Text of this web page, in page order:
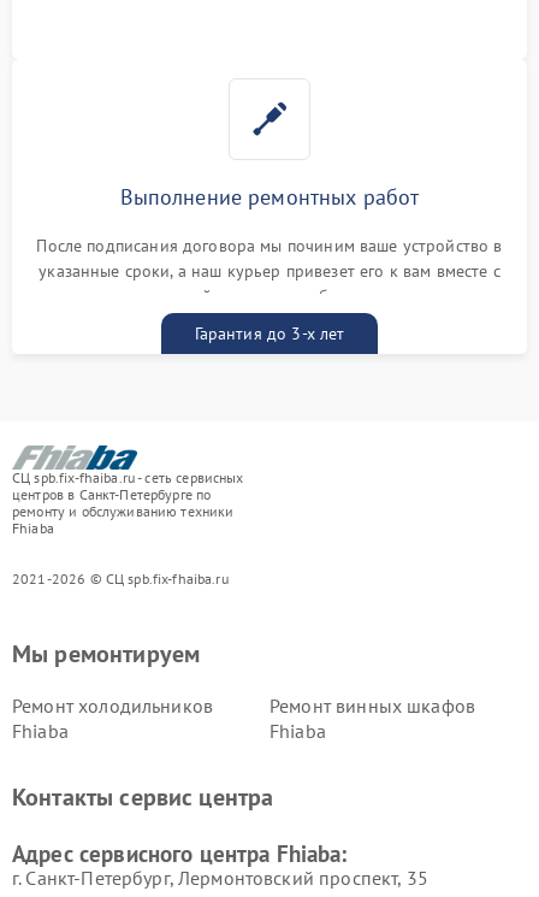
Выполнение ремонтных работ
После подписания договора мы починим ваше устройство в
указанные сроки, а наш курьер привезет его к вам вместе с
гарантийным талоном бесплатно
Гарантия до 3-х лет
СЦ spb.fix-fhaiba.ru - сеть сервисных
центров в Санкт-Петербурге по
ремонту и обслуживанию техники
Fhiaba
2021-2026 © СЦ spb.fix-fhaiba.ru
Мы ремонтируем
Ремонт холодильников
Fhiaba
Ремонт винных шкафов
Fhiaba
Контакты сервис центра
Адрес сервисного центра Fhiaba:
г. Санкт-Петербург, Лермонтовский проспект, 35